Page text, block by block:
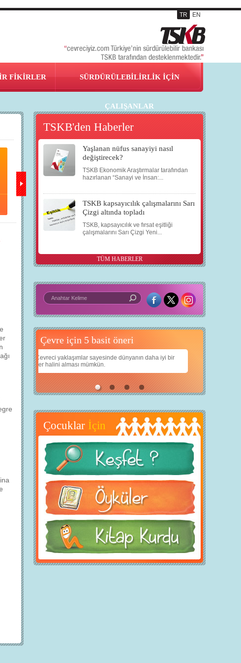
TR EN
FİKİRLER SÜRDÜRÜLEBİLİRLİK İÇİN
ÇALIŞANLAR
25
OCA
2014
26
OCA
2014
OCA
2014
15
ŞUB
2014
TSKB'den Haberler
Yaşlanan nüfus sanayiyi nasıl
değiştirecek?
TSKB Ekonomik Araştırmalar tarafından
hazırlanan “Sanayi ve İnsan:...
TSKB kapsayıcılık çalışmalarını Sarı
Çizgi altında topladı
TSKB, kapsayıcılık ve fırsat eşitliği
çalışmalarını Sarı Çizgi Yeni...
TÜM HABERLER
5 basit öneri
daha iyi bir
Daha iyi bir dünya için yapay zekâ
Çocuklarımıza daha güzel bir dünya bırakabilmek için
teknolojiden nasıl yararlanırız?
Çocuklar İçin